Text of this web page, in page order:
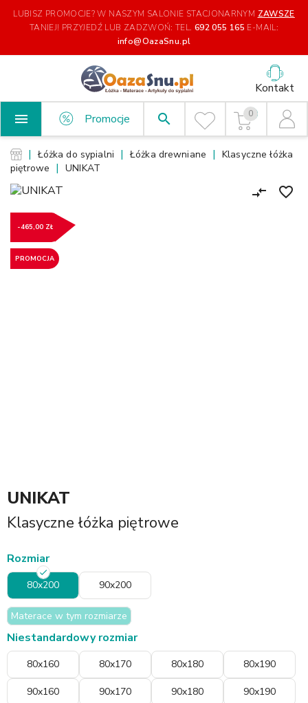
LUBISZ PROMOCJE? W NASZYM SALONIE STACJONARNYM ZAWSZE
TANIEJ! PRZYJEDŹ LUB ZADZWOŃ: TEL. 692 055 165 E-MAIL:
info@OazaSnu.pl
Kontakt
 Promocje search 0
Łóżka do sypialni Łóżka drewniane
Klasyczne łóżka
piętrowe
UNIKAT
favorite_border
compare_arrows
PROMOCJA
-465,00 ZŁ
UNIKAT
Klasyczne łóżka piętrowe
Rozmiar
80x200 90x200
Materace w tym rozmiarze
Niestandardowy rozmiar
80x160 80x170 80x180 80x190
90x160 90x170 90x180 90x190